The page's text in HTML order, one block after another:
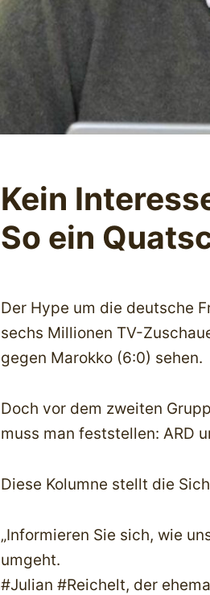
Kein
So ein
Der Hype um die deutsche
sechs Millionen TV-
gegen Marokko (6:0) sehen.
Doch vor dem zweiten
muss man feststellen: ARD
Diese Kolumne stellt die
„Informieren Sie sich, wie
umgeht.
#Julian #Reichelt, der